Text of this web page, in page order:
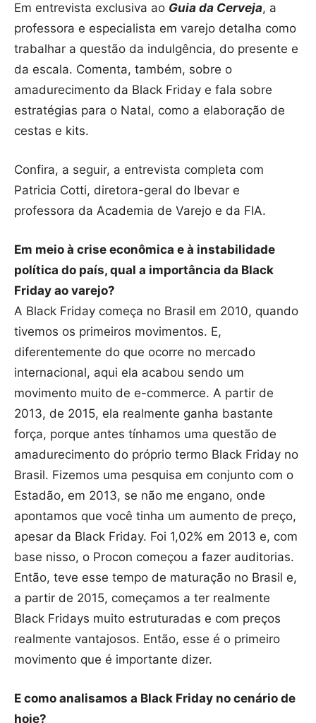
Em entrevista exclusiva ao Guia da Cerveja, a
professora e especialista em varejo detalha como
trabalhar a questão da indulgência, do presente e
da escala. Comenta, também, sobre o
amadurecimento da Black Friday e fala sobre
estratégias para o Natal, como a elaboração de
cestas e kits.
Confira, a seguir, a entrevista completa com
Patricia Cotti, diretora-geral do Ibevar e
professora da Academia de Varejo e da FIA.
Em meio à crise econômica e à instabilidade
política do país, qual a importância da Black
Friday ao varejo?
A Black Friday começa no Brasil em 2010, quando
tivemos os primeiros movimentos. E,
diferentemente do que ocorre no mercado
internacional, aqui ela acabou sendo um
movimento muito de e-commerce. A partir de
2013, de 2015, ela realmente ganha bastante
força, porque antes tínhamos uma questão de
amadurecimento do próprio termo Black Friday no
Brasil. Fizemos uma pesquisa em conjunto com o
Estadão, em 2013, se não me engano, onde
apontamos que você tinha um aumento de preço,
apesar da Black Friday. Foi 1,02% em 2013 e, com
base nisso, o Procon começou a fazer auditorias.
Então, teve esse tempo de maturação no Brasil e,
a partir de 2015, começamos a ter realmente
Black Fridays muito estruturadas e com preços
realmente vantajosos. Então, esse é o primeiro
movimento que é importante dizer.
E como analisamos a Black Friday no cenário de
hoje?